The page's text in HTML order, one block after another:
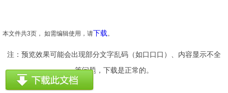
本文件共3页， 如需编辑使用，请下载。
注：预览效果可能会出现部分文字乱码（如口口口）、内容显示不全
等问题，下载是正常的。